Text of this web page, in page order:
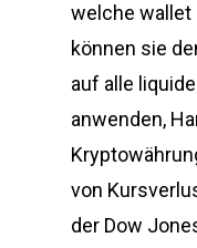
welche wallet
können sie
auf alle
anwenden,
von
der Dow